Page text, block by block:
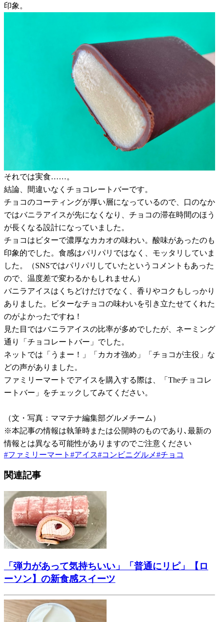
印象。
それでは実食……。
結論、間違いなくチョコレートバーです。
チョコのコーティングが厚い層になっているので、口のなか
ではバニラアイスが先になくなり、チョコの滞在時間のほう
が長くなる設計になっていました。
チョコはビターで濃厚なカカオの味わい。酸味があったのも
印象的でした。食感はパリパリではなく、モッタリしていま
した。（SNSではパリパリしていたというコメントもあった
ので、温度差で変わるかもしれません）
バニラアイスはくちどけだけでなく、香りやコクもしっかり
ありました。ビターなチョコの味わいを引き立たせてくれた
のがよかったですね！
見た目ではバニラアイスの比率が多めでしたが、ネーミング
通り「チョコレートバー」でした。
ネットでは「うまー！」「カカオ強め」「チョコが主役」な
どの声がありました。
ファミリーマートでアイスを購入する際は、「Theチョコレ
ートバー」をチェックしてみてください。
（文・写真：ママテナ編集部グルメチーム）
※本記事の情報は執筆時または公開時のものであり､最新の
情報とは異なる可能性がありますのでご注意ください
#ファミリーマート #アイス#コンビニグルメ#チョコ
関連記事
「弾力があって気持ちいい」「普通にリピ」【ロ
ーソン】の新食感スイーツ